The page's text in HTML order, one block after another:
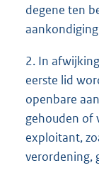
degene ten
2. In
eerste lid
openbare
gehouden of
exploitant,
verordening,